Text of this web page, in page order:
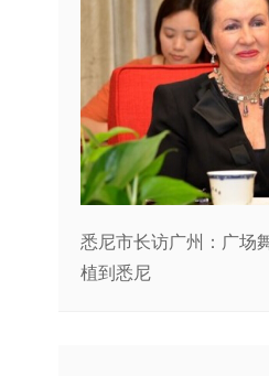
悉尼市长访广州：广场
植到悉尼